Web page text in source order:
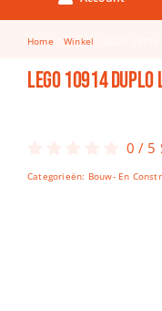
Keuken & Tafelen
Kinderfietsen
Knutselen
Spellen
Home Winkel
LEGO 10914
0 / 5
Categorieën: Bouw- En